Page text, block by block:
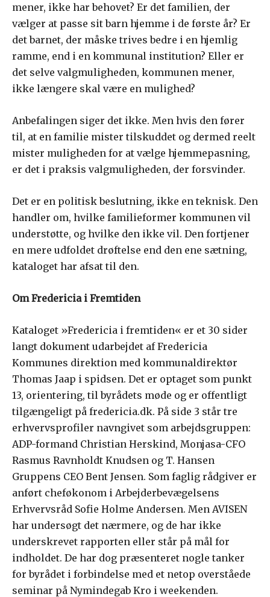
mener, ikke har behovet? Er det familien, der
vælger at passe sit barn hjemme i de første år? Er
det barnet, der måske trives bedre i en hjemlig
ramme, end i en kommunal institution? Eller er
det selve valgmuligheden, kommunen mener,
ikke længere skal være en mulighed?
Anbefalingen siger det ikke. Men hvis den fører
til, at en familie mister tilskuddet og dermed reelt
mister muligheden for at vælge hjemmepasning,
er det i praksis valgmuligheden, der forsvinder.
Det er en politisk beslutning, ikke en teknisk. Den
handler om, hvilke familieformer kommunen vil
understøtte, og hvilke den ikke vil. Den fortjener
en mere udfoldet drøftelse end den ene sætning,
kataloget har afsat til den.
Om Fredericia i Fremtiden
Kataloget »Fredericia i fremtiden« er et 30 sider
langt dokument udarbejdet af Fredericia
Kommunes direktion med kommunaldirektør
Thomas Jaap i spidsen. Det er optaget som punkt
13, orientering, til byrådets møde og er offentligt
tilgængeligt på fredericia.dk. På side 3 står tre
erhvervsprofiler navngivet som arbejdsgruppen:
ADP-formand Christian Herskind, Monjasa-CFO
Rasmus Ravnholdt Knudsen og T. Hansen
Gruppens CEO Bent Jensen. Som faglig rådgiver er
anført cheføkonom i Arbejderbevægelsens
Erhvervsråd Sofie Holme Andersen. Men AVISEN
har undersøgt det nærmere, og de har ikke
underskrevet rapporten eller står på mål for
indholdet. De har dog præsenteret nogle tanker
for byrådet i forbindelse med et netop overståede
seminar på Nymindegab Kro i weekenden.